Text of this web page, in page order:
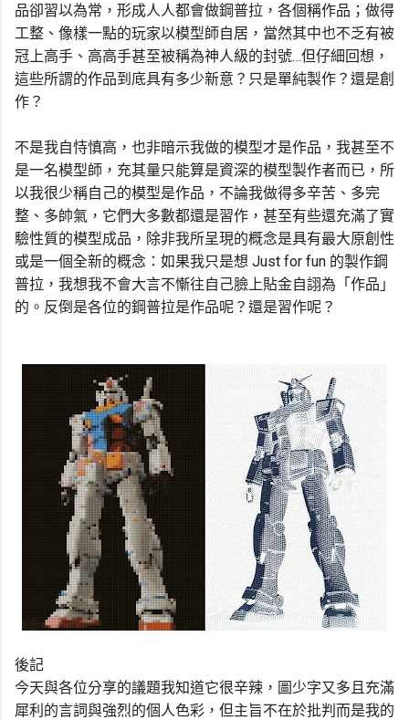
品卻習以為常，形成人人都會做鋼普拉，各個稱作品；做得
工整、像樣一點的玩家以模型師自居，當然其中也不乏有被
冠上高手、高高手甚至被稱為神人級的封號…但仔細回想，
這些所謂的作品到底具有多少新意？只是單純製作？還是創
作？
不是我自恃慎高，也非暗示我做的模型才是作品，我甚至不
是一名模型師，充其量只能算是資深的模型製作者而已，所
以我很少稱自己的模型是作品，不論我做得多辛苦、多完
整、多帥氣，它們大多數都還是習作，甚至有些還充滿了實
驗性質的模型成品，除非我所呈現的概念是具有最大原創性
或是一個全新的概念：如果我只是想 Just for fun 的製作鋼
普拉，我想我不會大言不慚往自己臉上貼金自詡為「作品」
的。反倒是各位的鋼普拉是作品呢？還是習作呢？
後記
今天與各位分享的議題我知道它很辛辣，圖少字又多且充滿
犀利的言詞與強烈的個人色彩，但主旨不在於批判而是我的